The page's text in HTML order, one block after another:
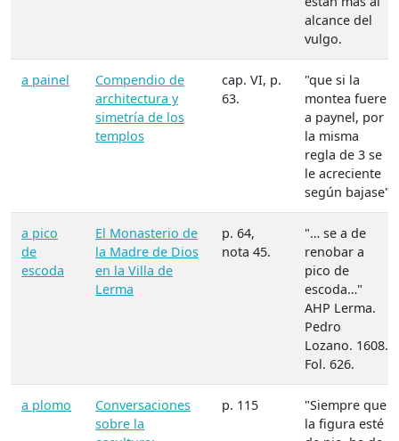
alcance del
vulgo.
a painel
Compendio de
architectura y
simetría de los
templos
cap. VI, p.
63.
"que si la
montea fuere
a paynel, por
la misma
regla de 3 se
le acreciente
según bajase"
a pico
de
escoda
El Monasterio de
la Madre de Dios
en la Villa de
Lerma
p. 64,
nota 45.
"… se a de
renobar a
pico de
escoda…"
AHP Lerma.
Pedro
Lozano. 1608.
Fol. 626.
a plomo
Conversaciones
sobre la
p. 115
"Siempre que
la figura esté